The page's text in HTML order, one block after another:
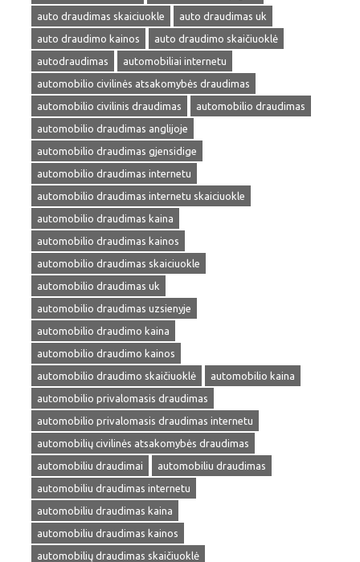
auto draudimas skaiciuokle
auto draudimas uk
auto draudimo kainos
auto draudimo skaičiuoklė
autodraudimas
automobiliai internetu
automobilio civilinės atsakomybės draudimas
automobilio civilinis draudimas
automobilio draudimas
automobilio draudimas anglijoje
automobilio draudimas gjensidige
automobilio draudimas internetu
automobilio draudimas internetu skaiciuokle
automobilio draudimas kaina
automobilio draudimas kainos
automobilio draudimas skaiciuokle
automobilio draudimas uk
automobilio draudimas uzsienyje
automobilio draudimo kaina
automobilio draudimo kainos
automobilio draudimo skaičiuoklė
automobilio kaina
automobilio privalomasis draudimas
automobilio privalomasis draudimas internetu
automobilių civilinės atsakomybės draudimas
automobiliu draudimai
automobiliu draudimas
automobiliu draudimas internetu
automobiliu draudimas kaina
automobiliu draudimas kainos
automobilių draudimas skaičiuoklė